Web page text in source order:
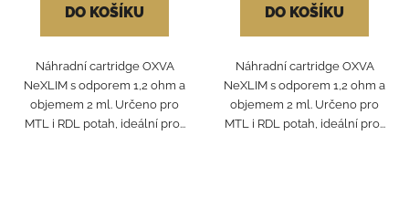
DO KOŠÍKU
Náhradní cartridge OXVA
NeXLIM s odporem 1,2 ohm a
objemem 2 ml. Určeno pro
MTL i RDL potah, ideální pro...
DO KOŠÍKU
Náhradní cartridge OXVA
NeXLIM s odporem 1,2 ohm a
objemem 2 ml. Určeno pro
MTL i RDL potah, ideální pro...